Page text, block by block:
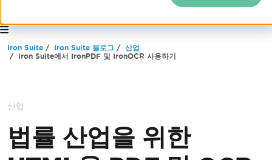
푸터 콘텐츠로 바로가기
Iron Suite Iron Suite 블로그
산업
Iron Suite에서 IronPDF 및 IronOCR 사용하기
산업
법률 산업을 위한